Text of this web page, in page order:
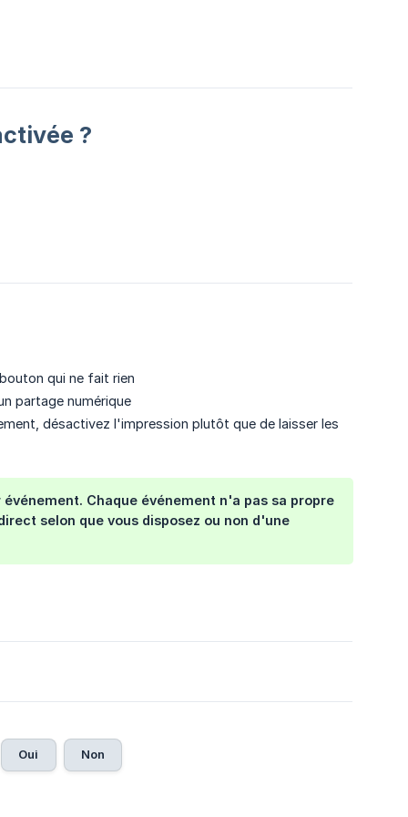
?
qui ne fait rien
partage numérique
désactivez l'impression plutôt que de laisser les
Chaque événement n'a pas sa propre
selon que vous disposez ou non d'une
Oui Non